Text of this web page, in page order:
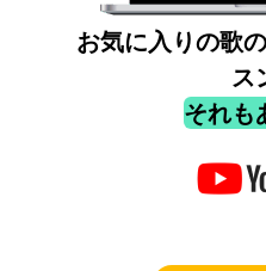
お気に入りの歌
ス
それも